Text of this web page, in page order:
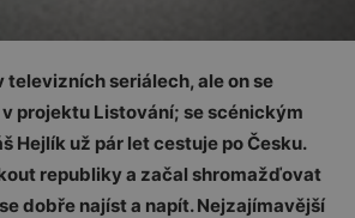
televizních seriálech, ale on se
projektu Listování; se scénickým
Hejlík už pár let cestuje po Česku.
republiky a začal shromažďovat
dobře najíst a napít. Nejzajímavější